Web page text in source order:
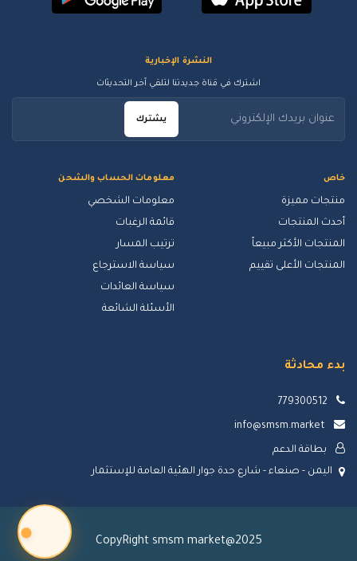
خاص
منتجات مميزة
أحدث المنتجات
المنتجات الأكثر مبيعاً
المنتجات الأعلى تقييم
معلومات الحساب والشحن
معلومات الشخصي
قائمة الرغبات
ترتيب المسار
سياسة الاسترجاع
سياسة العائدات
الأسئلة الشائعة
النشرة الإخبارية
اشترك في قناة جديدتنا لتلقي آخر التحديثات
يشترك
بدء محادثة
779300512
info@smsm.market
بطاقة الدعم
اليمن - صنعاء - شارع حدة جوار الهئية العامة للإستثمار
CopyRight smsm market@2025